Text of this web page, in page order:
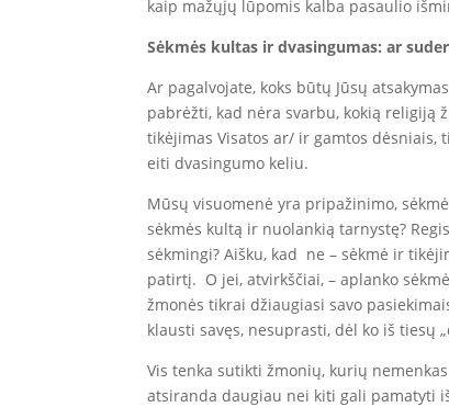
kaip mažųjų lūpomis kalba pasaulio
Sėkmės kultas ir dvasingumas: ar
Ar pagalvojate, koks būtų Jūsų
pabrėžti, kad nėra svarbu, kokią religiją
tikėjimas Visatos ar/ ir gamtos
eiti dvasingumo keliu.
Mūsų visuomenė yra pripažinimo,
sėkmės kultą ir nuolankią tarnystę?
sėkmingi? Aišku, kad ne – sėkmė ir
patirtį. O jei, atvirkščiai, – aplanko
žmonės tikrai džiaugiasi savo
klausti savęs, nesuprasti, dėl ko iš tiesų
Vis tenka sutikti žmonių, kurių
atsiranda daugiau nei kiti gali pamatyti